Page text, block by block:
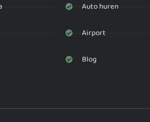
Auto huren
Airport
Blog